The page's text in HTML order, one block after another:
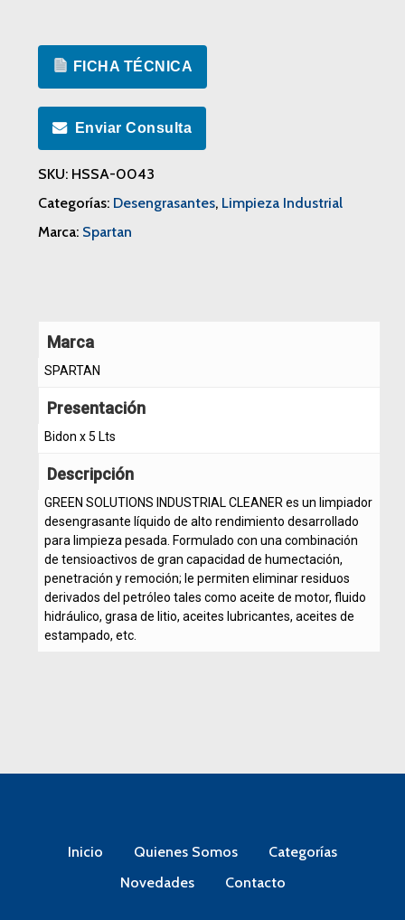
FICHA TÉCNICA
Enviar Consulta
SKU: HSSA-0043
Categorías: Desengrasantes, Limpieza Industrial
Marca: Spartan
Marca
SPARTAN
Presentación
Bidon x 5 Lts
Descripción
GREEN SOLUTIONS INDUSTRIAL CLEANER es un limpiador
desengrasante líquido de alto rendimiento desarrollado
para limpieza pesada. Formulado con una combinación
de tensioactivos de gran capacidad de humectación,
penetración y remoción; le permiten eliminar residuos
derivados del petróleo tales como aceite de motor, fluido
hidráulico, grasa de litio, aceites lubricantes, aceites de
estampado, etc.
Inicio Quienes Somos
Categorías
Novedades
Contacto